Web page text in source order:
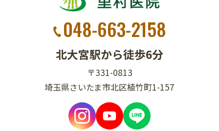
048-663-2158
北大宮駅から徒歩6分
〒331-0813
埼玉県さいたま市北区植竹町1-157